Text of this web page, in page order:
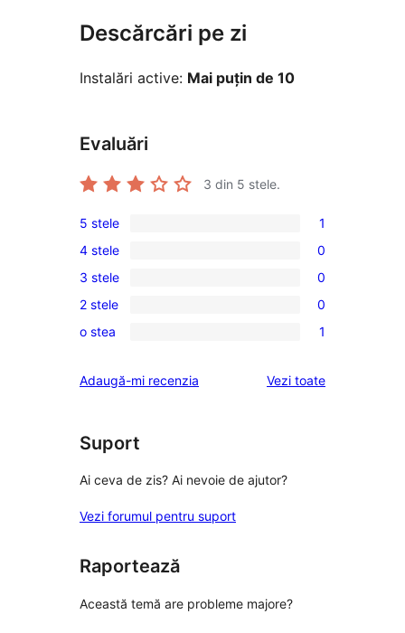
Descărcări pe zi
Instalări active: Mai puțin de 10
Evaluări
3 din 5 stele.
1
5
–
recenzie
(stele)
5 stele 1
0
4
–
recenzii
4 stele 0
0
3
–
(stele)
3 stele 0
0
2
recenzii
2 stele 0
1
–
(stele)
o stea 1
Adaugă-mi recenzia Vezi toaterecenziile
Suport
Ai ceva de zis? Ai nevoie de ajutor?
Vezi forumul pentru suport
Raportează
Această temă are probleme majore?